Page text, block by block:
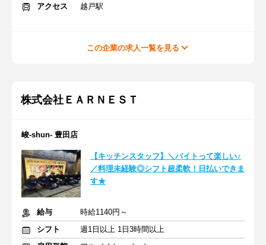
アクセス
越戸駅
この企業の求人一覧を見る
株式会社ＥＡＲＮＥＳＴ
峻‐shun‐ 豊田店
【キッチンスタッフ】＼バイトって楽しい♪
／料理未経験◎シフト超柔軟！日払いできま
す★
給与
時給1140円～
シフト
週1日以上 1日3時間以上